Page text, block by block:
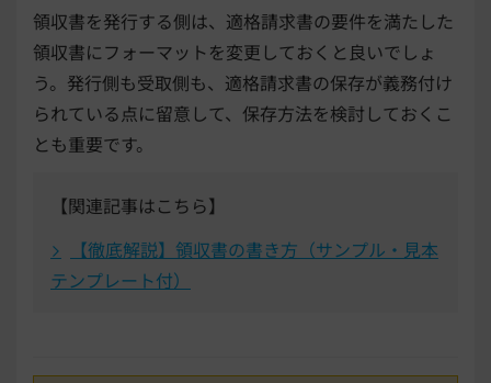
領収書を発行する側は、適格請求書の要件を満たした
領収書にフォーマットを変更しておくと良いでしょ
う。発行側も受取側も、適格請求書の保存が義務付け
られている点に留意して、保存方法を検討しておくこ
とも重要です。
【関連記事はこちら】
【徹底解説】領収書の書き方（サンプル・見本
テンプレート付）